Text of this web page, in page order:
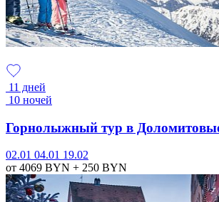
11 дней
10 ночей
Горнолыжный тур в
02.01 04.01 19.02
от 4069 BYN + 250 BYN